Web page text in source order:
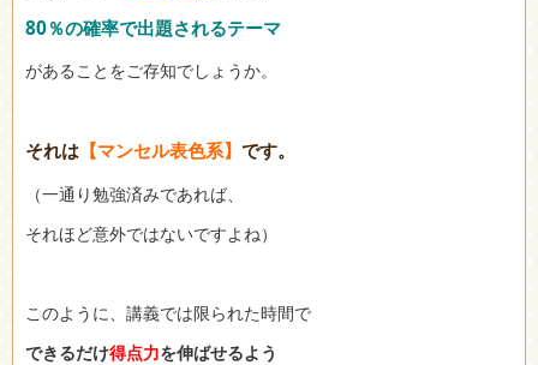
80％の確率で出題されるテーマ
があることをご存知でしょうか。
それは 【マンセル表色系】 です。
（一通り勉強済みであれば、
それほど意外ではないですよね）
このように、講義では限られた時間で
できるだけ得点力を伸ばせるよう